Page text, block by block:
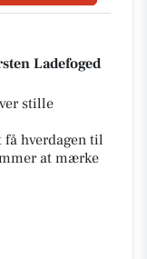
Ladefoged
stille
få hverdagen til
at mærke